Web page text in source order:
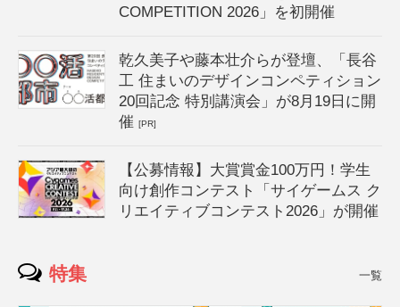
COMPETITION 2026」を初開催
乾久美子や藤本壮介らが登壇、「長谷
工 住まいのデザインコンペティション
20回記念 特別講演会」が8月19日に開
催[PR]
【公募情報】大賞賞金100万円！学生
向け創作コンテスト「サイゲームス ク
リエイティブコンテスト2026」が開催
特集 一覧